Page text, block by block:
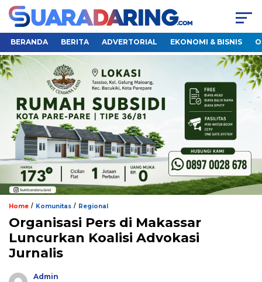
BERANDA BERITA ADVERTORIAL EKONOMI & BISNIS
Home / Komunitas / Regional
Organisasi Pers di Makassar
Luncurkan Koalisi Advokasi
Jurnalis
Admin